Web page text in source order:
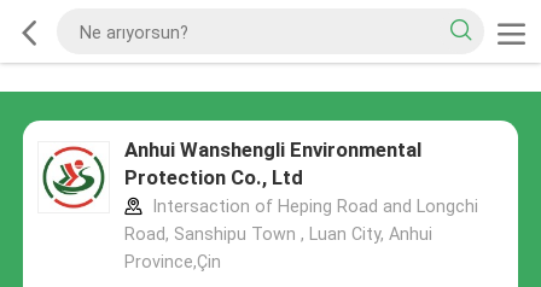
Anhui Wanshengli Environmental
Protection Co., Ltd
Intersaction of Heping Road and Longchi
Road, Sanshipu Town , Luan City, Anhui
Province,Çin